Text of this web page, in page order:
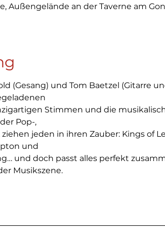
Außengelände an der Taverne am
(Gesang) und Tom Baetzel (Gitarre
Stimmen und die
Pop-,
jeden in ihren Zauber: Kings of
und
und doch passt alles perfekt
Musikszene.